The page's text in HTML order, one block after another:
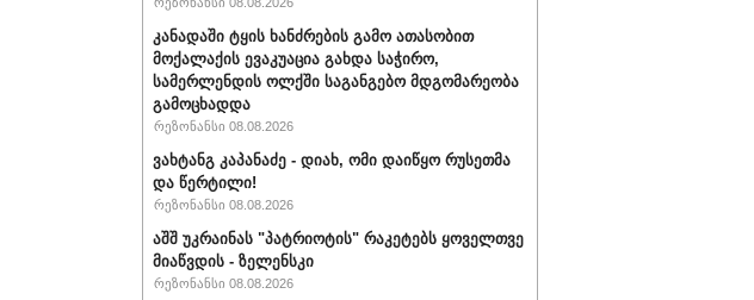
კანადაში ტყის ხანძრების გამო ათასობით
მოქალაქის ევაკუაცია გახდა საჭირო,
სამერლენდის ოლქში საგანგებო მდგომარეობა
გამოცხადდა
რეზონანსი 08.08.2026
ვახტანგ კაპანაძე - დიახ, ომი დაიწყო რუსეთმა
და წერტილი!
რეზონანსი 08.08.2026
აშშ უკრაინას "პატრიოტის" რაკეტებს ყოველთვე
მიაწვდის - ზელენსკი
რეზონანსი 08.08.2026